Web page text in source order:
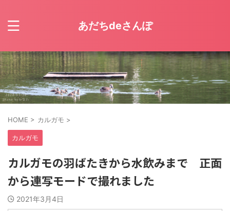
あだちdeさんぽ
HOME > カルガモ >
カルガモ
カルガモの羽ばたきから水飲みまで 正面
から連写モードで撮れました
2021年3月4日